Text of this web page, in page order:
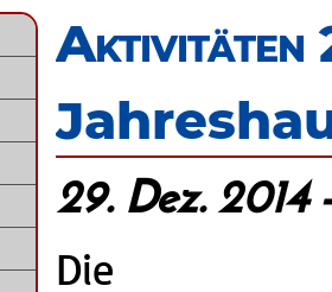
Aktivitäten
29. Dez. 2014
Die